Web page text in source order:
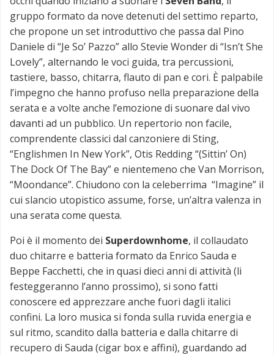
gruppo formato da nove detenuti del settimo reparto,
che propone un set introduttivo che passa dal Pino
Daniele di “Je So’ Pazzo” allo Stevie Wonder di “Isn’t She
Lovely”, alternando le voci guida, tra percussioni,
tastiere, basso, chitarra, flauto di pan e cori. È palpabile
l’impegno che hanno profuso nella preparazione della
serata e a volte anche l’emozione di suonare dal vivo
davanti ad un pubblico. Un repertorio non facile,
comprendente classici dal canzoniere di Sting,
“Englishmen In New York”, Otis Redding “(Sittin’ On)
The Dock Of The Bay” e nientemeno che Van Morrison,
“Moondance”. Chiudono con la celeberrima “Imagine” il
cui slancio utopistico assume, forse, un’altra valenza in
una serata come questa.
Poi è il momento dei Superdownhome, il collaudato
duo chitarre e batteria formato da Enrico Sauda e
Beppe Facchetti, che in quasi dieci anni di attività (li
festeggeranno l’anno prossimo), si sono fatti
conoscere ed apprezzare anche fuori dagli italici
confini. La loro musica si fonda sulla ruvida energia e
sul ritmo, scandito dalla batteria e dalla chitarre di
recupero di Sauda (cigar box e affini), guardando ad